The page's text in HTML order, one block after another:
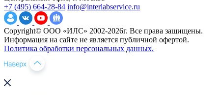
+7 (495) 664-28-84 info@interlabservice.ru
Copyright© ООО «ИЛС» 2002-2026г. Все права защищены.
Информация на сайте не является публичной офертой.
Политика обработки персональных данных.